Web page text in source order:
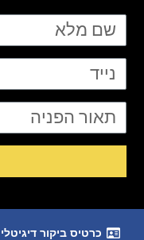
כרטיס ביקור דיגיטלי